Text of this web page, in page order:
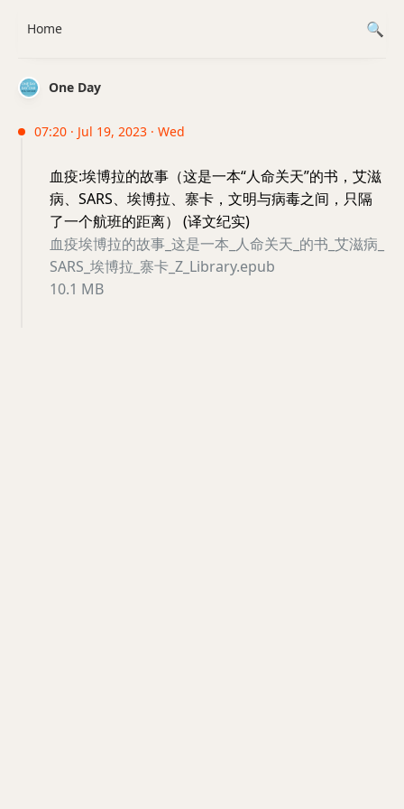
One Day
07:20 · Jul 19, 2023 · Wed
血疫:埃博拉的故事（这是一本“人命关天”的书，艾滋
病、SARS、埃博拉、寨卡，文明与病毒之间，只隔
了一个航班的距离） (译文纪实)
血疫埃博拉的故事_这是一本_人命关天_的书_艾滋病_
SARS_埃博拉_寨卡_Z_Library.epub
10.1 MB
Home